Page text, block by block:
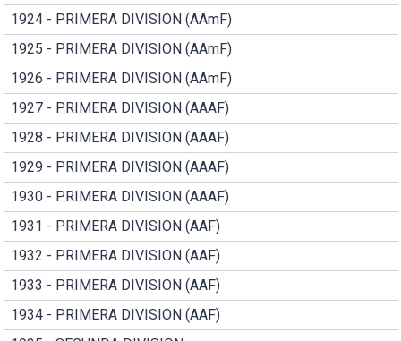
1924 - PRIMERA DIVISION (AAmF)
1925 - PRIMERA DIVISION (AAmF)
1926 - PRIMERA DIVISION (AAmF)
1927 - PRIMERA DIVISION (AAAF)
1928 - PRIMERA DIVISION (AAAF)
1929 - PRIMERA DIVISION (AAAF)
1930 - PRIMERA DIVISION (AAAF)
1931 - PRIMERA DIVISION (AAF)
1932 - PRIMERA DIVISION (AAF)
1933 - PRIMERA DIVISION (AAF)
1934 - PRIMERA DIVISION (AAF)